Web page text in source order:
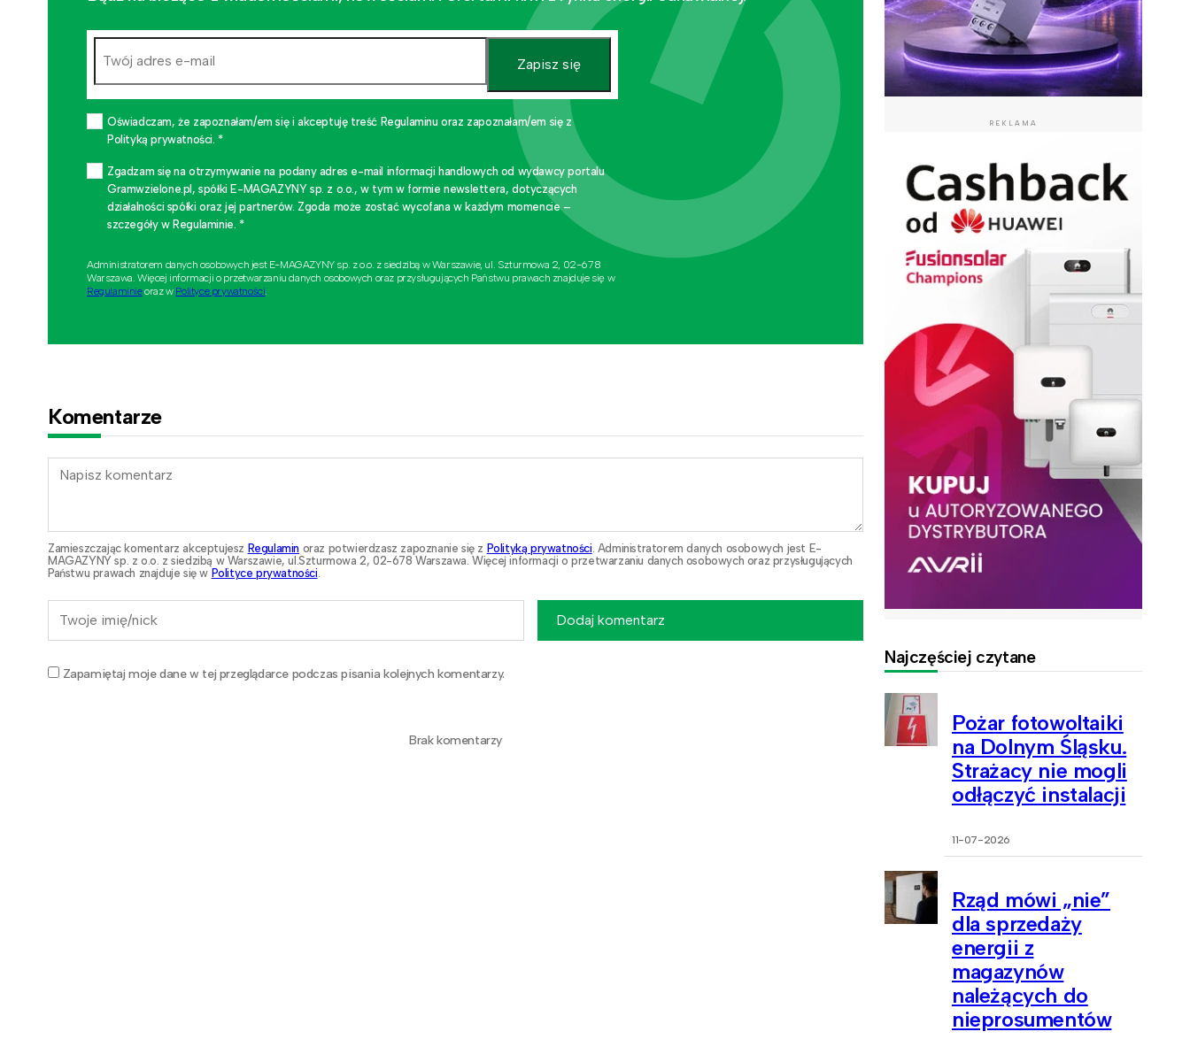
Zapisz się
Oświadczam, że zapoznałam/em się i akceptuję treść Regulaminu oraz zapoznałam/em się z
Polityką prywatności. *
Zgadzam się na otrzymywanie na podany adres e-mail informacji handlowych od wydawcy portalu
Gramwzielone.pl, spółki E-MAGAZYNY sp. z o.o., w tym w formie newslettera, dotyczących
działalności spółki oraz jej partnerów. Zgoda może zostać wycofana w każdym momencie –
szczegóły w Regulaminie. *
Administratorem danych osobowych jest E-MAGAZYNY sp. z o.o. z siedzibą w Warszawie, ul. Szturmowa 2, 02-678
Warszawa. Więcej informacji o przetwarzaniu danych osobowych oraz przysługujących Państwu prawach znajduje się w
Regulaminieoraz w Polityce prywatności
Komentarze
Zamieszczając komentarz akceptujesz Regulamin oraz potwierdzasz zapoznanie się z Polityką prywatności . Administratorem danych osobowych jest E-
MAGAZYNY sp. z o.o. z siedzibą w Warszawie, ul.Szturmowa 2, 02-678 Warszawa. Więcej informacji o przetwarzaniu danych osobowych oraz przysługujących
Państwu prawach znajduje się w Polityce prywatności
Zapamiętaj moje dane w tej przeglądarce podczas pisania kolejnych komentarzy.
Dodaj komentarz
Brak komentarzy
REKLAMA
Najczęściej czytane
Pożar fotowoltaiki
na Dolnym Śląsku.
Strażacy nie mogli
odłączyć instalacji
11-07-2026
Rząd mówi „nie”
dla sprzedaży
energii z
magazynów
należących do
nieprosumentów